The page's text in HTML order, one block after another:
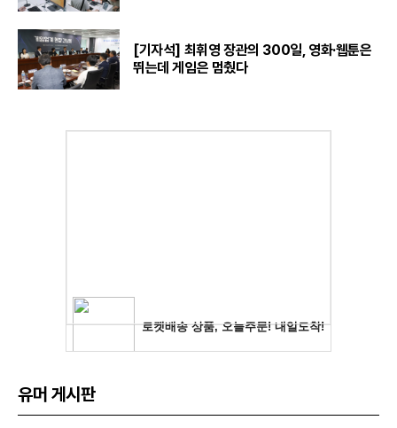
[기자석] 최휘영 장관의 300일, 영화·웹툰은
뛰는데 게임은 멈췄다
유머 게시판